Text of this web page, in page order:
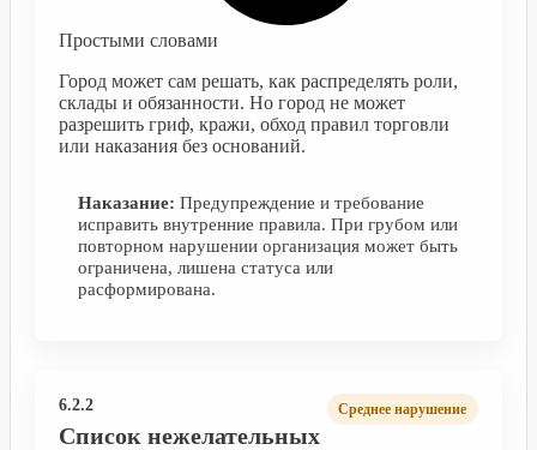
Простыми словами
Город может сам решать, как распределять роли,
склады и обязанности. Но город не может
разрешить гриф, кражи, обход правил торговли
или наказания без оснований.
Наказание: Предупреждение и требование
исправить внутренние правила. При грубом или
повторном нарушении организация может быть
ограничена, лишена статуса или
расформирована.
6.2.2
Список нежелательных
Среднее нарушение